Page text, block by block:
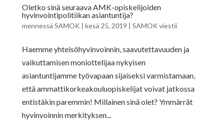
Oletko sinä seuraava AMK-opiskelijoiden
hyvinvointipolitiikan asiantuntija?
mennessä SAMOK | kesä 25, 2019 | SAMOK viestii
Haemme yhteisöhyvinvoinnin, saavutettavuuden ja
vaikuttamisen moniottelijaa nykyisen
asiantuntijamme työvapaan sijaiseksi varmistamaan,
että ammattikorkeakouluopiskelijat voivat jatkossa
entistäkin paremmin! Millainen sinä olet? Ymmärrät
hyvinvoinnin merkityksen...